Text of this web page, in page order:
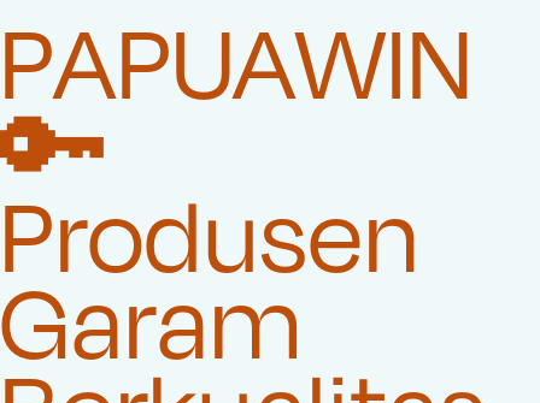
PAPUAWIN
🔑
Produsen
Garam